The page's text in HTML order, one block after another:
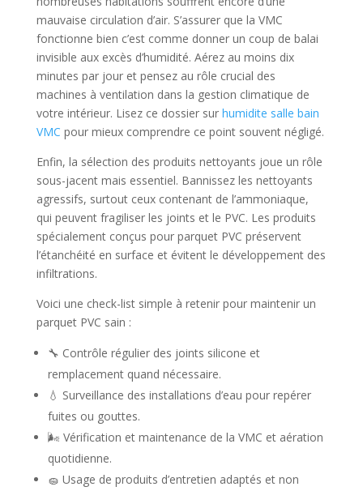
mauvaise circulation d’air. S’assurer que la VMC
fonctionne bien c’est comme donner un coup de balai
invisible aux excès d’humidité. Aérez au moins dix
minutes par jour et pensez au rôle crucial des
machines à ventilation dans la gestion climatique de
votre intérieur. Lisez ce dossier sur humidite salle bain
VMC pour mieux comprendre ce point souvent négligé.
Enfin, la sélection des produits nettoyants joue un rôle
sous-jacent mais essentiel. Bannissez les nettoyants
agressifs, surtout ceux contenant de l’ammoniaque,
qui peuvent fragiliser les joints et le PVC. Les produits
spécialement conçus pour parquet PVC préservent
l’étanchéité en surface et évitent le développement des
infiltrations.
Voici une check-list simple à retenir pour maintenir un
parquet PVC sain :
🔧 Contrôle régulier des joints silicone et
remplacement quand nécessaire.
💧 Surveillance des installations d’eau pour repérer
fuites ou gouttes.
🌬 Vérification et maintenance de la VMC et aération
quotidienne.
🧽 Usage de produits d’entretien adaptés et non